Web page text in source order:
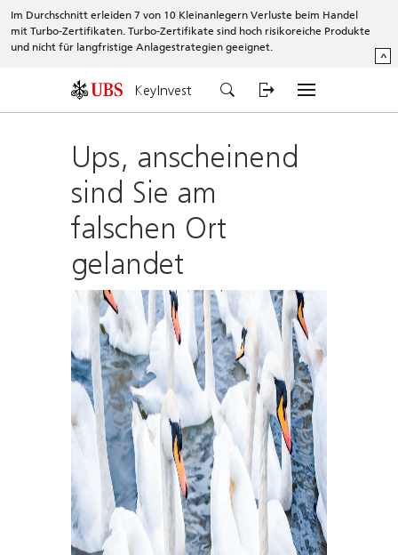
Im Durchschnitt erleiden 7 von 10 Kleinanlegern Verluste beim Handel
mit Turbo-Zertifikaten. Turbo-Zertifikate sind hoch risikoreiche Produkte
und nicht für langfristige Anlagestrategien geeignet.
^
KeyInvest
Ups, anscheinend
sind Sie am
falschen Ort
gelandet